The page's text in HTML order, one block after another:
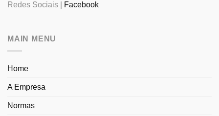
Redes Sociais | Facebook
MAIN MENU
Home
A Empresa
Normas